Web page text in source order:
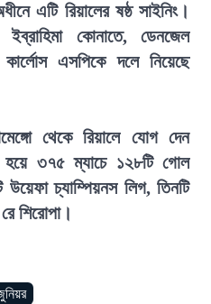
এটি রিয়ালের ষষ্ঠ সাইনিং।
কোনাতে, ডেনজেল
এসপিকে দলে নিয়েছে
থেকে রিয়ালে যোগ দেন
হয়ে ৩৭৫ ম্যাচে ১২৮টি গোল
চ্যাম্পিয়নস লিগ, তিনটি
শিরোপা।